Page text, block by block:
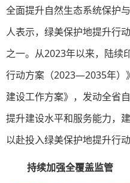
全面提升自然生态系统保护
人表示，绿美保护地提升行
之一。从2023年以来，陆续
行动方案（2023—2035年）
建设工作方案》，发动全省
提升建设水平和服务能力，
以赴投入绿美保护地提升行动
持续加强全覆盖监管